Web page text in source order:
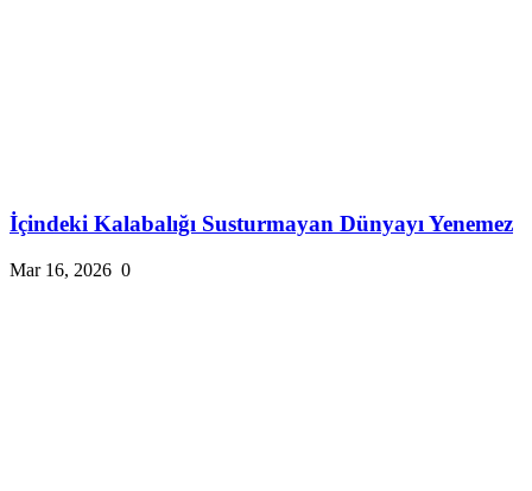
İçindeki Kalabalığı Susturmayan Dünyayı Yenemez
Mar 16, 2026 0